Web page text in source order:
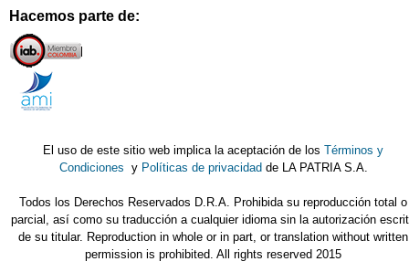
Hacemos parte de:
El uso de este sitio web implica la aceptación de losTérminos y
Condiciones y Políticas de privacidad de LA PATRIA S.A.
Todos los Derechos Reservados D.R.A. Prohibida su reproducción total o
parcial, así como su traducción a cualquier idioma sin la autorización
de su titular. Reproduction in whole or in part, or translation without written
permission is prohibited. All rights reserved 2015